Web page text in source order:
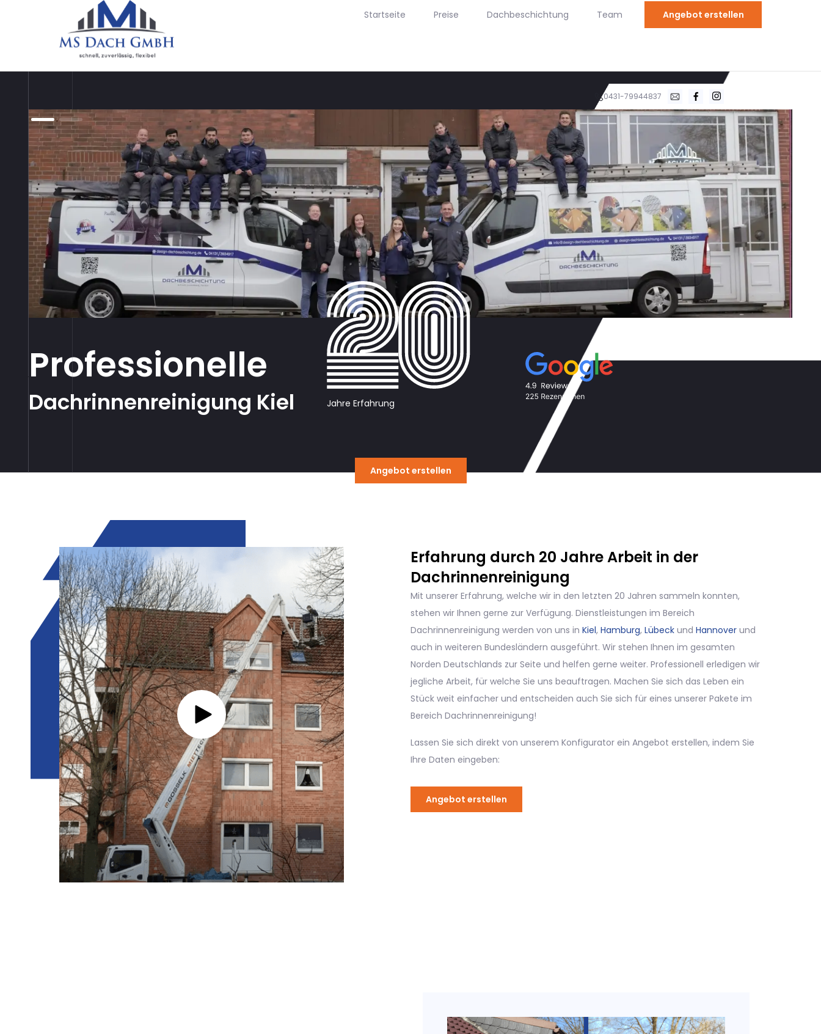
Startseite Preise Dachbeschichtung Team Angebot erstellen
0431-79944837
Professionelle
Dachrinnenreinigung Kiel Jahre Erfahrung
Angebot erstellen
Erfahrung durch 20 Jahre Arbeit in der
Dachrinnenreinigung
Mit unserer Erfahrung, welche wir in den letzten 20 Jahren sammeln konnten,
stehen wir Ihnen gerne zur Verfügung. Dienstleistungen im Bereich
Dachrinnenreinigung werden von uns in Kiel, Hamburg, Lübeck und Hannover und
auch in weiteren Bundesländern ausgeführt. Wir stehen Ihnen im gesamten
Norden Deutschlands zur Seite und helfen gerne weiter. Professionell erledigen wir
jegliche Arbeit, für welche Sie uns beauftragen. Machen Sie sich das Leben ein
Stück weit einfacher und entscheiden auch Sie sich für eines unserer Pakete im
Bereich Dachrinnenreinigung!
Lassen Sie sich direkt von unserem Konfigurator ein Angebot erstellen, indem Sie
Ihre Daten eingeben:
Angebot erstellen